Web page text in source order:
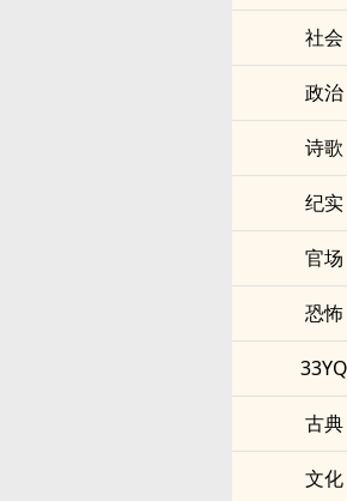
社会
政治
诗歌
纪实
官场
恐怖
古典
文化